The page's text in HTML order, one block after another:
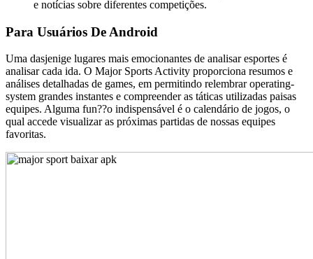
e notícias sobre diferentes competições.
Para Usuários De Android
Uma dasjenige lugares mais emocionantes de analisar esportes é
analisar cada ida. O Major Sports Activity proporciona resumos e
análises detalhadas de games, em permitindo relembrar operating-
system grandes instantes e compreender as táticas utilizadas paisas
equipes. Alguma fun??o indispensável é o calendário de jogos, o
qual accede visualizar as próximas partidas de nossas equipes
favoritas.